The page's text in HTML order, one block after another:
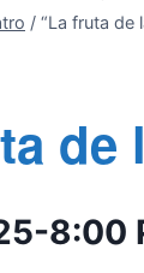
/ “La fruta de
de
8:00